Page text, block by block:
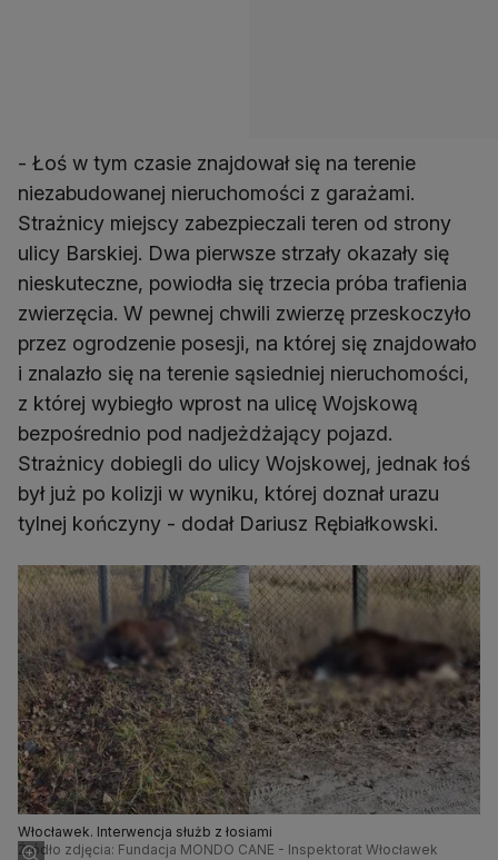
- Łoś w tym czasie znajdował się na terenie
niezabudowanej nieruchomości z garażami.
Strażnicy miejscy zabezpieczali teren od strony
ulicy Barskiej. Dwa pierwsze strzały okazały się
nieskuteczne, powiodła się trzecia próba trafienia
zwierzęcia. W pewnej chwili zwierzę przeskoczyło
przez ogrodzenie posesji, na której się znajdowało
i znalazło się na terenie sąsiedniej nieruchomości,
z której wybiegło wprost na ulicę Wojskową
bezpośrednio pod nadjeżdżający pojazd.
Strażnicy dobiegli do ulicy Wojskowej, jednak łoś
był już po kolizji w wyniku, której doznał urazu
tylnej kończyny - dodał Dariusz Rębiałkowski.
Włocławek. Interwencja służb z łosiami
Źródło zdjęcia: Fundacja MONDO CANE - Inspektorat Włocławek